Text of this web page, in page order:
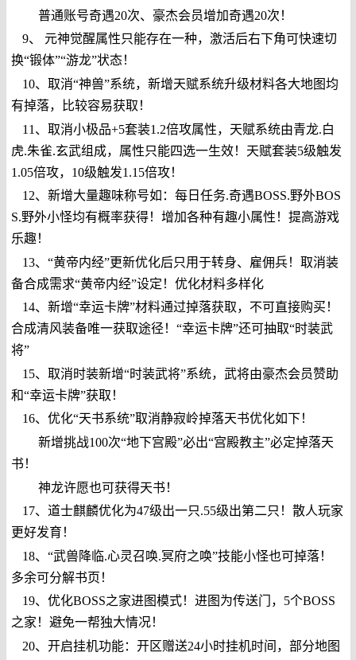
普通账号奇遇20次、豪杰会员增加奇遇20次！
9、 元神觉醒属性只能存在一种，激活后右下角可快速切
换“锻体”“游龙”状态！
10、取消“神兽”系统，新增天赋系统升级材料各大地图均
有掉落，比较容易获取！
11、取消小极品+5套装1.2倍攻属性，天赋系统由青龙.白
虎.朱雀.玄武组成，属性只能四选一生效！天赋套装5级触发
1.05倍攻，10级触发1.15倍攻！
12、新增大量趣味称号如：每日任务.奇遇BOSS.野外BOS
S.野外小怪均有概率获得！增加各种有趣小属性！提高游戏
乐趣！
13、“黄帝内经”更新优化后只用于转身、雇佣兵！取消装
备合成需求“黄帝内经”设定！优化材料多样化
14、新增“幸运卡牌”材料通过掉落获取，不可直接购买！
合成清风装备唯一获取途径！“幸运卡牌”还可抽取“时装武
将”
15、取消时装新增“时装武将”系统，武将由豪杰会员赞助
和“幸运卡牌”获取！
16、优化“天书系统”取消静寂岭掉落天书优化如下！
新增挑战100次“地下宫殿”必出“宫殿教主”必定掉落天
书！
神龙许愿也可获得天书！
17、道士麒麟优化为47级出一只.55级出第二只！散人玩家
更好发育！
18、“武兽降临.心灵召唤.冥府之唤”技能小怪也可掉落！
多余可分解书页！
19、优化BOSS之家进图模式！进图为传送门，5个BOSS
之家！避免一帮独大情况！
20、开启挂机功能：开区赠送24小时挂机时间，部分地图